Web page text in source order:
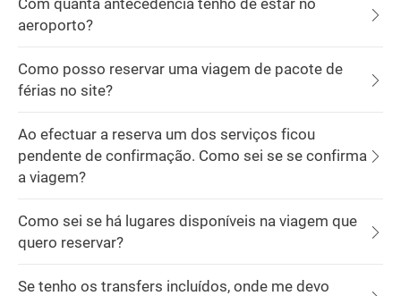
Com quanta antecedência tenho de estar no
aeroporto?
Como posso reservar uma viagem de pacote de
férias no site?
Ao efectuar a reserva um dos serviços ficou
pendente de confirmação. Como sei se se confirma
a viagem?
Como sei se há lugares disponíveis na viagem que
quero reservar?
Se tenho os transfers incluídos, onde me devo